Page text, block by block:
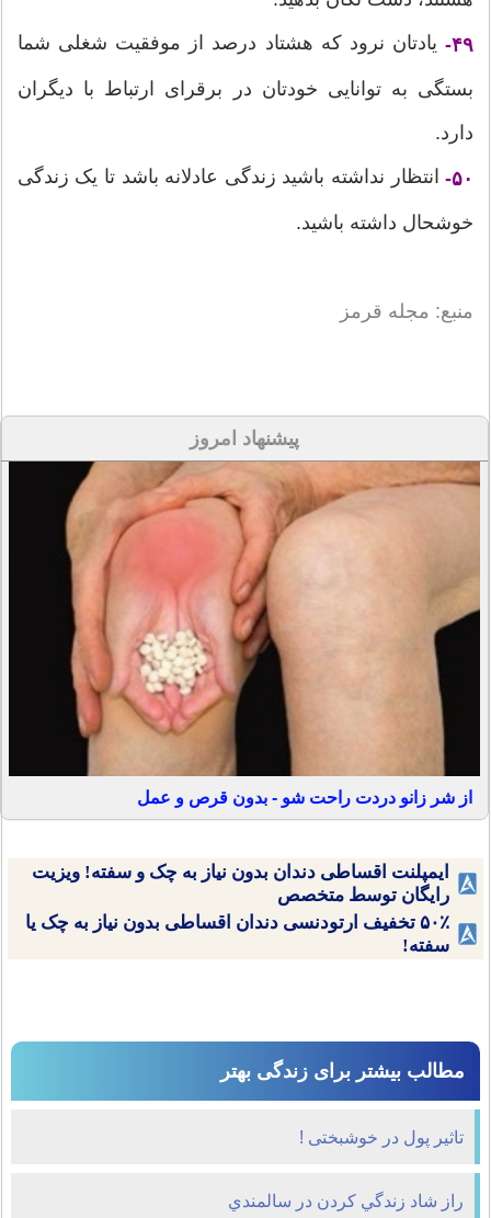
۴۹- یادتان نرود که هشتاد درصد از موفقیت شغلی شما
بستگی به توانایی خودتان در برقرای ارتباط با دیگران
دارد.
۵۰- انتظار نداشته باشید زندگی عادلانه باشد تا یک زندگی
خوشحال داشته باشید.
منبع: مجله قرمز
پیشنهاد امروز
از شر زانو دردت راحت شو - بدون قرص و عمل
ایمپلنت اقساطی دندان بدون نیاز به چک و سفته! ویزیت
رایگان توسط متخصص
۵۰٪ تخفیف ارتودنسی دندان اقساطی بدون نیاز به چک یا
سفته!
مطالب بیشتر برای زندگی بهتر
تاثیر پول در خوشبختی !
راز شاد زندگي کردن در سالمندي